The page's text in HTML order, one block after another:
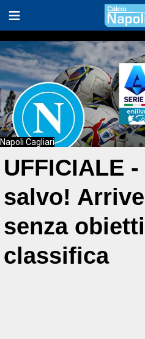
Napoli Cagliari
UFFICIALE
salvo!
senza
classifica